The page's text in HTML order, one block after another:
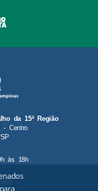
da 15ª Região
- Centro
às 18h